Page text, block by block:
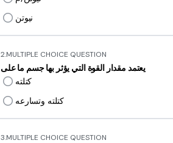
نيوتن
2.MULTIPLE CHOICE QUESTION
يعتمد مقدار القوة التي يؤثر بها جسم ما على
كتلته
كتلته وتسارعه
3.MULTIPLE CHOICE QUESTION